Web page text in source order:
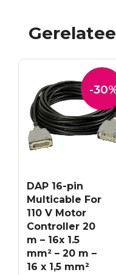
-
DAP 16-pin
Multicable For
110 V Motor
Controller 20
m – 16x 1.5
mm² – 20 m –
16 x 1,5 mm²